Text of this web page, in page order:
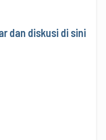
dan diskusi di sini